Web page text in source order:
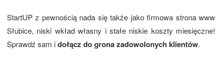
StartUP z pewnością nada się także jako firmowa strona www
Słubice, niski wkład własny i stałe niskie koszty miesięczne!
Sprawdź sam idołącz do grona zadowolonych klientów.